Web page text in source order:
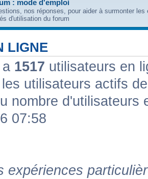
: mode d'emploi
nos réponses, pour aider à surmonter les
d'utilisation du forum
LIGNE
1517 utilisateurs en
utilisateurs actifs
nombre d'utilisateurs
07:58
expériences